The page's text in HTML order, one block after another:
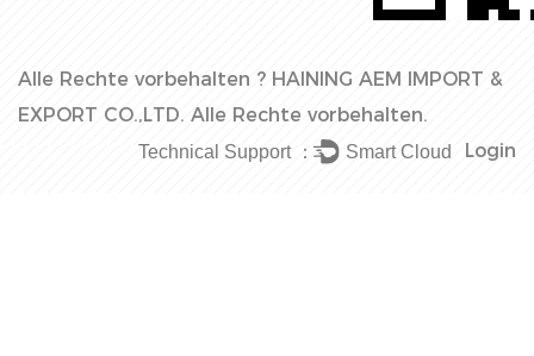
Alle Rechte vorbehalten ? HAINING AEM IMPORT &
EXPORT CO.,LTD. Alle Rechte vorbehalten.
Login
Technical Support ： Smart Cloud